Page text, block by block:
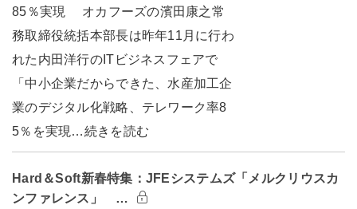
85％実現 オカフーズの濱田康之常
務取締役統括本部長は昨年11月に行わ
れた内田洋行のITビジネスフェアで
「中小企業だからできた、水産加工企
業のデジタル化戦略、テレワーク率8
5％を実現…続きを読む
Hard＆Soft新春特集：JFEシステムズ「メルクリウスカ
ンファレンス」 …